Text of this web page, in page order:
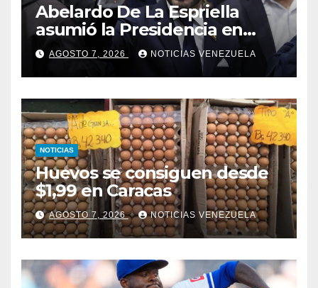
Abelardo De La Espriella
asumió la Presidencia en
medio de una polarización
AGOSTO 7, 2026 NOTICIAS VENEZUELA
NOTICIAS
Huevos se consiguen desde
$1,99 en Caracas
AGOSTO 7, 2026 NOTICIAS VENEZUELA